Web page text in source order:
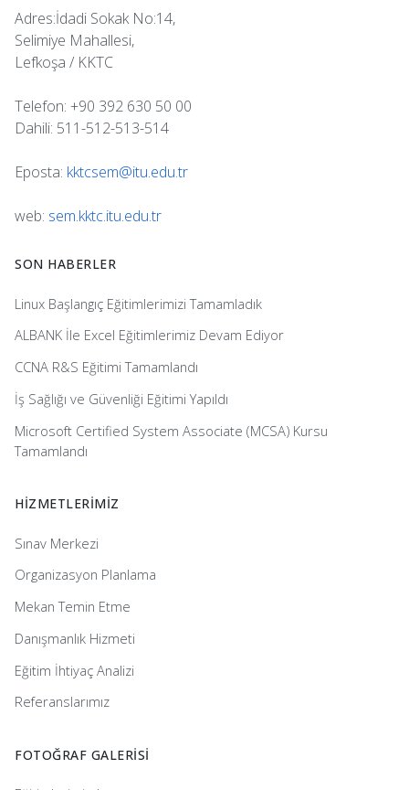
Adres:İdadi Sokak No:14,
Selimiye Mahallesi,
Lefkoşa / KKTC
Telefon: +90 392 630 50 00
Dahili: 511-512-513-514
Eposta: kktcsem@itu.edu.tr
web: sem.kktc.itu.edu.tr
SON HABERLER
Linux Başlangıç Eğitimlerimizi Tamamladık
ALBANK İle Excel Eğitimlerimiz Devam Ediyor
CCNA R&S Eğitimi Tamamlandı
İş Sağlığı ve Güvenliği Eğitimi Yapıldı
Microsoft Certified System Associate (MCSA) Kursu
Tamamlandı
HİZMETLERİMİZ
Sınav Merkezi
Organizasyon Planlama
Mekan Temin Etme
Danışmanlık Hizmeti
Eğitim İhtiyaç Analizi
Referanslarımız
FOTOĞRAF GALERİSİ